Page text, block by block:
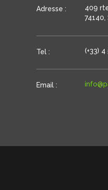
Adresse :
409
74140,
Tel : (+33)
Email :